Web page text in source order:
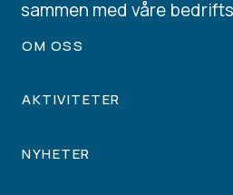
sammen med våre
OM OSS
AKTIVITETER
NYHETER